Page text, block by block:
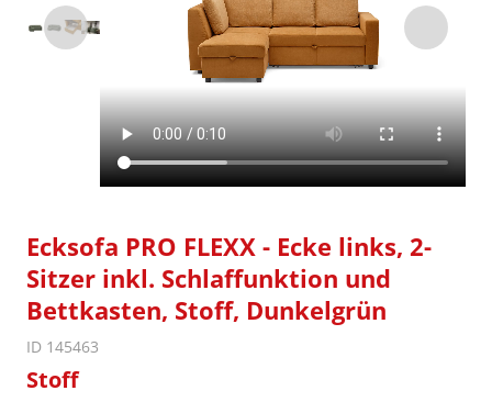
Ecksofa PRO FLEXX - Ecke links, 2-
Sitzer inkl. Schlaffunktion und
Bettkasten, Stoff, Dunkelgrün
ID 145463
Stoff